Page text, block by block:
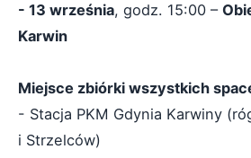
- 13 września, godz. 15:00 –
Karwin
Miejsce zbiórki wszystkich
- Stacja PKM Gdynia Karwiny
i Strzelców)